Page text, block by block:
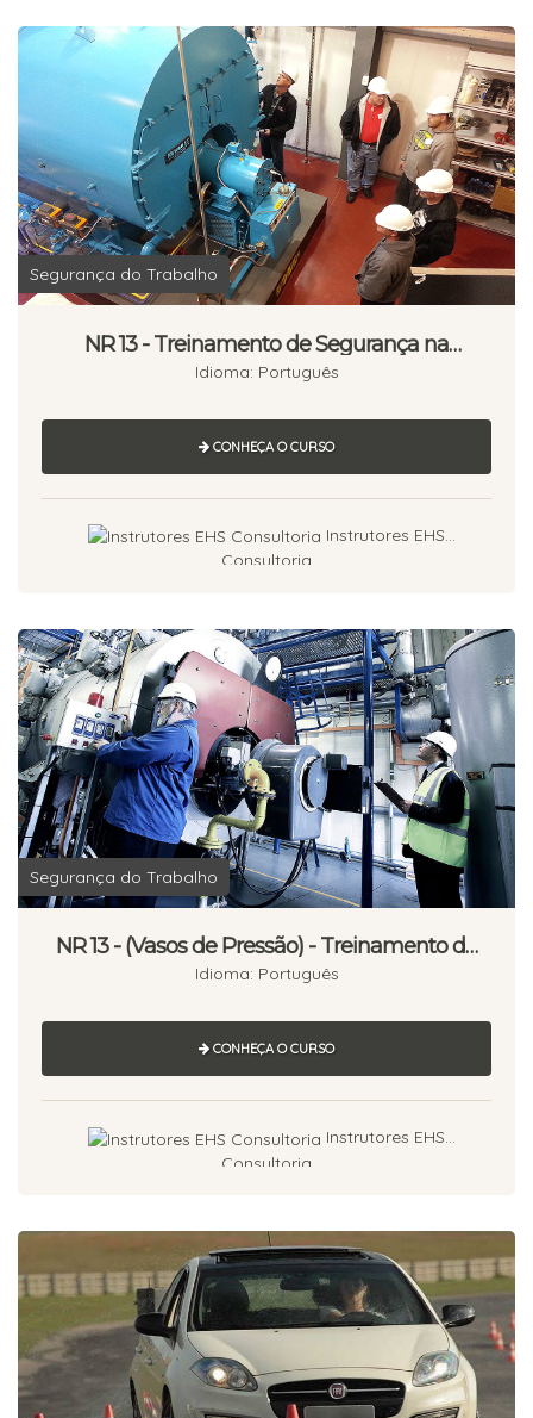
Segurança do Trabalho
NR 13 - Treinamento de Segurança na
Operação de Caldeiras - Reciclagem - 08
Idioma: Português
CONHEÇA O CURSO
Instrutores EHS
Consultoria
Segurança do Trabalho
NR 13 - (Vasos de Pressão) - Treinamento de
Segurança na Operação de Unidades de
Processo - Reciclagem - 08 Horas.
Idioma: Português
CONHEÇA O CURSO
Instrutores EHS
Consultoria